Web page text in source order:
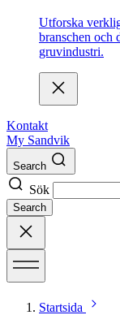
Utforska
branschen och
gruvindustri.
Kontakt
My Sandvik
Search
Sök
Search
Startsida